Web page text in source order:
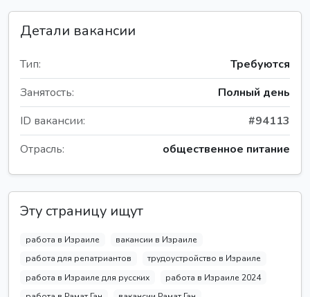
Детали вакансии
Тип:
Требуются
Занятость:
Полный день
ID вакансии:
#94113
Отрасль:
общественное питание
Эту страницу ищут
работа в Израиле
вакансии в Израиле
работа для репатриантов
трудоустройство в Израиле
работа в Израиле для русских
работа в Израиле 2024